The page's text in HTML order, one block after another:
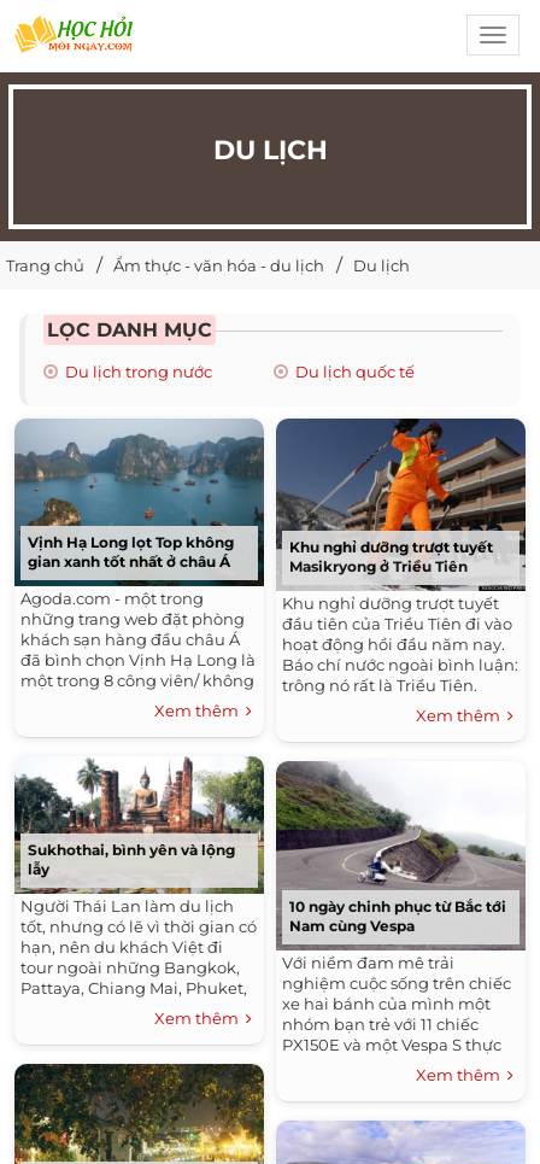
DU LỊCH
Trang chủ Ẩm thực - văn hóa - du lịch Du lịch
LỌC DANH MỤC
Du lịch trong nước Du lịch quốc tế
Vịnh Hạ Long lọt Top không
gian xanh tốt nhất ở châu Á
Agoda.com - một trong
những trang web đặt phòng
khách sạn hàng đầu châu Á
đã bình chọn Vịnh Hạ Long là
một trong 8 công viên/ không
gian xanh được đánh giá cao
Xem thêm
Sukhothai, bình yên và lộng
lẫy
Người Thái Lan làm du lịch
tốt, nhưng có lẽ vì thời gian có
hạn, nên du khách Việt đi
tour ngoài những Bangkok,
Pattaya, Chiang Mai, Phuket,
… ít khi ghé thăm các nơi
khác. Nằm cách Bangkok
450km về hướng Bắc, công
viên lịch sử Sukhothai, kinh
thành cổ Sukhothai ngày
trước, là một điểm đến rất thú
vị cho những ai yêu thích các
giá trị xưa cũ…
Xem thêm
Khu nghỉ dưỡng trượt tuyết
Masikryong ở Triều Tiên
Khu nghỉ dưỡng trượt tuyết
đầu tiên của Triều Tiên đi vào
hoạt động hồi đầu năm nay.
Báo chí nước ngoài bình luận:
trông nó rất là Triều Tiên.
Xem thêm
10 ngày chinh phục từ Bắc tới
Nam cùng Vespa
Với niềm đam mê trải
nghiệm cuộc sống trên chiếc
xe hai bánh của mình một
nhóm bạn trẻ với 11 chiếc
PX150E và một Vespa S thực
hiện chuyến xuyên Việt đi
nhân dịp 30/4 và 1/5 với
những trải nghiệm...
Xem thêm